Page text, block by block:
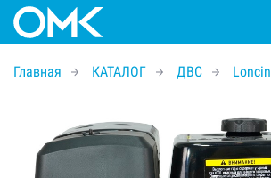
Главная КАТАЛОГ ДВС Loncin